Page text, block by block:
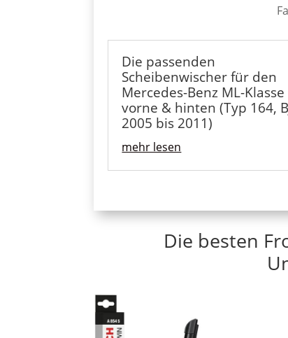
Die passenden
Scheibenwischer für den
Mercedes-Benz ML-
vorne & hinten (Typ 164,
2005 bis 2011)
mehr lesen
Die besten